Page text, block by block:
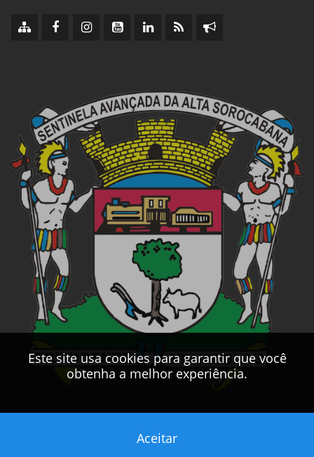
Este site usa cookies para garantir que você
obtenha a melhor experiência.
Aceitar